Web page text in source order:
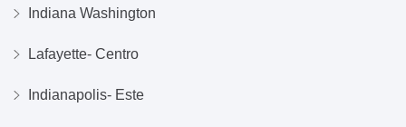
Indiana Washington
Lafayette- Centro
Indianapolis- Este